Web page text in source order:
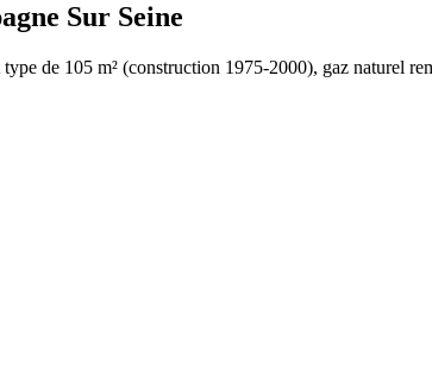
Sur Seine
type de 105 m² (construction 1975-2000), gaz naturel